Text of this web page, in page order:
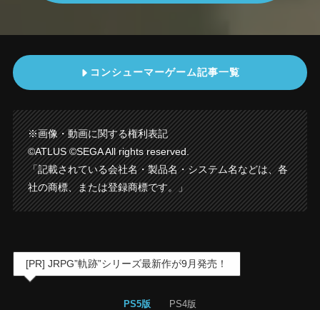
コンシューマーゲーム記事一覧
※画像・動画に関する権利表記
©ATLUS ©SEGA All rights reserved.
「記載されている会社名・製品名・システム名などは、各
社の商標、または登録商標です。」
[PR] JRPG”軌跡”シリーズ最新作が9月発売！
PS5版 PS4版